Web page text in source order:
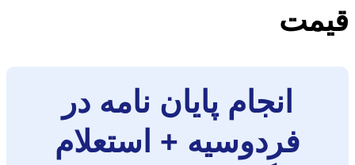
انجام پایان نامه در
فردوسیه + استعلام